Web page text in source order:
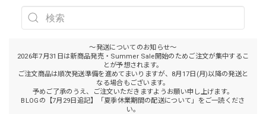
～発送についてのお知らせ～
2026年7月31日は新商品発売・Summer Sale開始のためご注文が集中するこ
とが予想されます。
ご注文商品は順次発送準備を進めてまいりますが、8月17日(月)以降の発送と
なる場合もございます。
予めご了承のうえ、ご注文いただきますようお願い申し上げます。
BLOGの【7月29日追記】「夏季休業期間の配送について」をご一読くださ
い。